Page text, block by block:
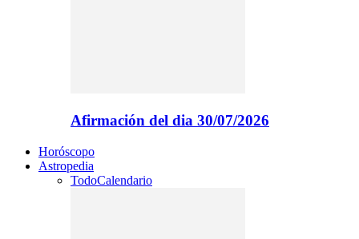
Afirmación del dia 30/07/2026
Horóscopo
Astropedia
TodoCalendario